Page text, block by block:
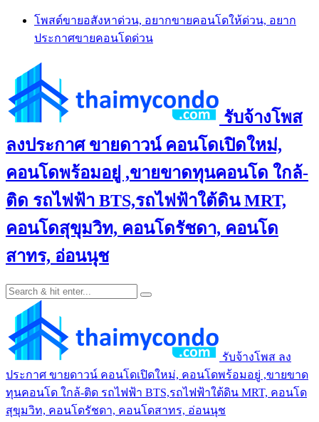
Skip
content
โพสต์ขายอสังหาด่วน, อยากขายคอนโดให้ด่วน, อยาก
ประกาศขายคอนโดด่วน
รับจ้างโพส
ลงประกาศ ขายดาวน์ คอนโดเปิดใหม่,
คอนโดพร้อมอยู่ ,ขายขาดทุนคอนโด ใกล้-
ติด รถไฟฟ้า BTS,รถไฟฟ้าใต้ดิน MRT,
คอนโดสุขุมวิท, คอนโดรัชดา, คอนโด
สาทร, อ่อนนุช
รับจ้างโพส ลง
ประกาศ ขายดาวน์ คอนโดเปิดใหม่, คอนโดพร้อมอยู่ ,ขายขาด
ทุนคอนโด ใกล้-ติด รถไฟฟ้า BTS,รถไฟฟ้าใต้ดิน MRT, คอนโด
สุขุมวิท, คอนโดรัชดา, คอนโดสาทร, อ่อนนุช